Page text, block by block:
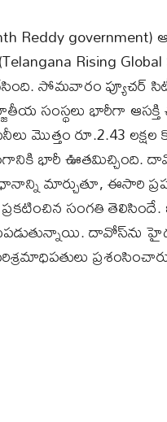
Reddy government)
Rising Global
సోమవారం ఫ్యూచర్
సంస్థలు భారీగా
మొత్తం రూ.2.43 లక్షల
రంగానికి భారీ ఊతమిచ్చింది.
మార్చుతూ, ఈసారి
సంగతి తెలిసిందే.
దావోస్‌ను